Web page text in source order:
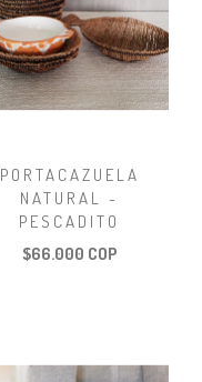
PORTACAZUELA
NATURAL -
PESCADITO
$66.000 COP